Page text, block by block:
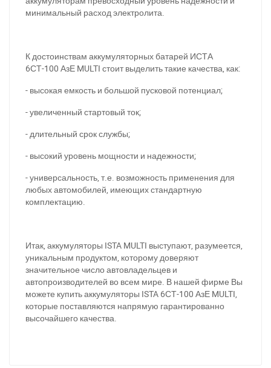
минимальный расход электролита.
К достоинствам аккумуляторных батарей ИСТА
6СТ-100 АзЕ MULTI стоит выделить такие качества, как:
- высокая емкость и большой пусковой потенциал;
- увеличенный стартовый ток;
- длительный срок службы;
- высокий уровень мощности и надежности;
- универсальность, т.е. возможность применения для
любых автомобилей, имеющих стандартную
комплектацию.
Итак, аккумуляторы ISTA MULTI выступают, разумеется,
уникальным продуктом, которому доверяют
значительное число автовладельцев и
автопроизводителей во всем мире. В нашей фирме Вы
можете купить аккумуляторы ISTA 6СТ-100 АзЕ MULTI,
которые поставляются напрямую гарантированно
высочайшего качества.
(093) 600-51-11
Написати в Viber Написати в Telegram